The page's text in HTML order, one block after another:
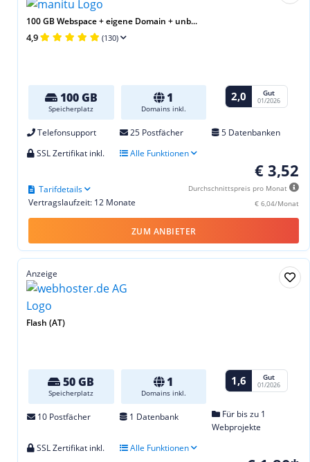
100 GB Webspace + eigene Domain + unb...
4,9 (130)
100 GB
Speicherplatz
1
Domains inkl.
2,0 Gut
01/2026
Telefonsupport 25 Postfächer
5 Datenbanken
SSL Zertifikat inkl.
Alle Funktionen
€ 3,52
Durchschnittspreis pro Monat
€ 6,04/Monat
Vertragslaufzeit: 12 Monate
Tarifdetails
ZUM ANBIETER
Anzeige
Flash (AT)
50 GB
Speicherplatz
1
Domains inkl.
1,6 Gut
01/2026
10 Postfächer 1 Datenbank
Für bis zu 1
Webprojekte
SSL Zertifikat inkl.
Alle Funktionen